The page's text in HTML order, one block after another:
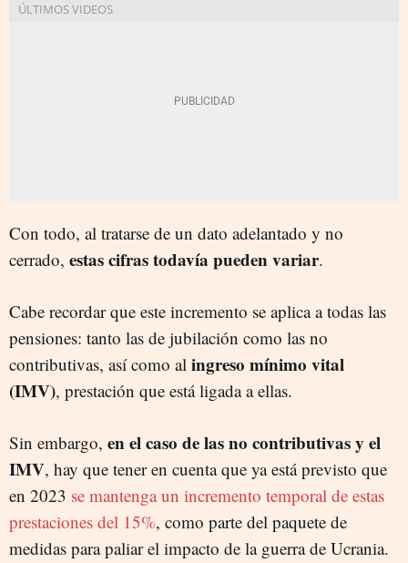
Con todo, al tratarse de un dato adelantado y no
cerrado, estas cifras todavía pueden variar.
Cabe recordar que este incremento se aplica a todas las
pensiones: tanto las de jubilación como las no
contributivas, así como al ingreso mínimo vital
(IMV), prestación que está ligada a ellas.
Sin embargo, en el caso de las no contributivas y el
IMV, hay que tener en cuenta que ya está previsto que
en 2023 se mantenga un incremento temporal de estas
prestaciones del 15%, como parte del paquete de
medidas para paliar el impacto de la guerra de Ucrania.